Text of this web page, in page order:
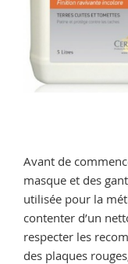
Avant de
masque et des
utilisée pour la
contenter d’un
respecter les
des plaques